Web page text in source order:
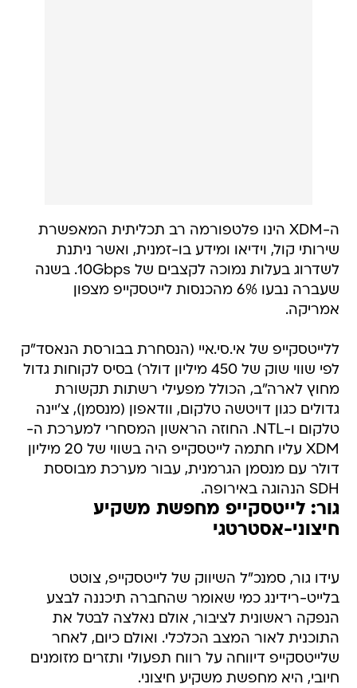
ה-XDM הינו פלטפורמה רב תכליתית המאפשרת
שירותי קול, וידיאו ומידע בו-זמנית, ואשר ניתנת
לשדרוג בעלות נמוכה לקצבים של 10Gbps. בשנה
שעברה נבעו 6% מהכנסות לייטסקייפ מצפון
אמריקה.
ללייטסקייפ של אי.סי.איי (הנסחרת בבורסת הנאסד"ק
לפי שווי שוק של 450 מיליון דולר) בסיס לקוחות גדול
מחוץ לארה"ב, הכולל מפעילי רשתות תקשורת
גדולים כגון דויטשה טלקום, וודאפון (מנסמן), צ'יינה
טלקום ו-NTL. החוזה הראשון המסחרי למערכת ה-
XDM עליו חתמה לייטסקייפ היה בשווי של 20 מיליון
דולר עם מנסמן הגרמנית, עבור מערכת מבוססת
SDH הנהוגה באירופה.
גור: לייטסקייפ מחפשת משקיע
חיצוני-אסטרטגי
עידו גור, סמנכ"ל השיווק של לייטסקייפ, צוטט
בלייט-רידינג כמי שאומר שהחברה תיכננה לבצע
הנפקה ראשונית לציבור, אולם נאלצה לבטל את
התוכנית לאור המצב הכלכלי. ואולם כיום, לאחר
שלייטסקייפ דיווחה על רווח תפעולי ותזרים מזומנים
חיובי, היא מחפשת משקיע חיצוני.